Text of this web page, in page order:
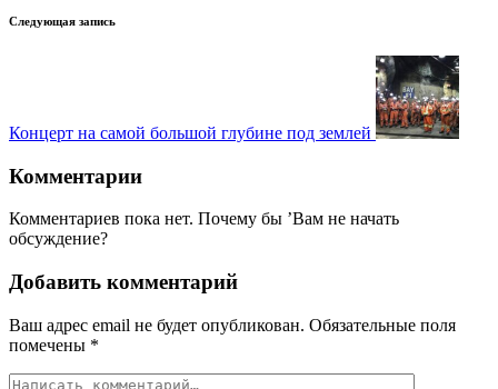
Следующая запись
Концерт на самой большой глубине под землей
Комментарии
Комментариев пока нет. Почему бы ’Вам не начать
обсуждение?
Добавить комментарий
Ваш адрес email не будет опубликован. Обязательные поля
помечены *